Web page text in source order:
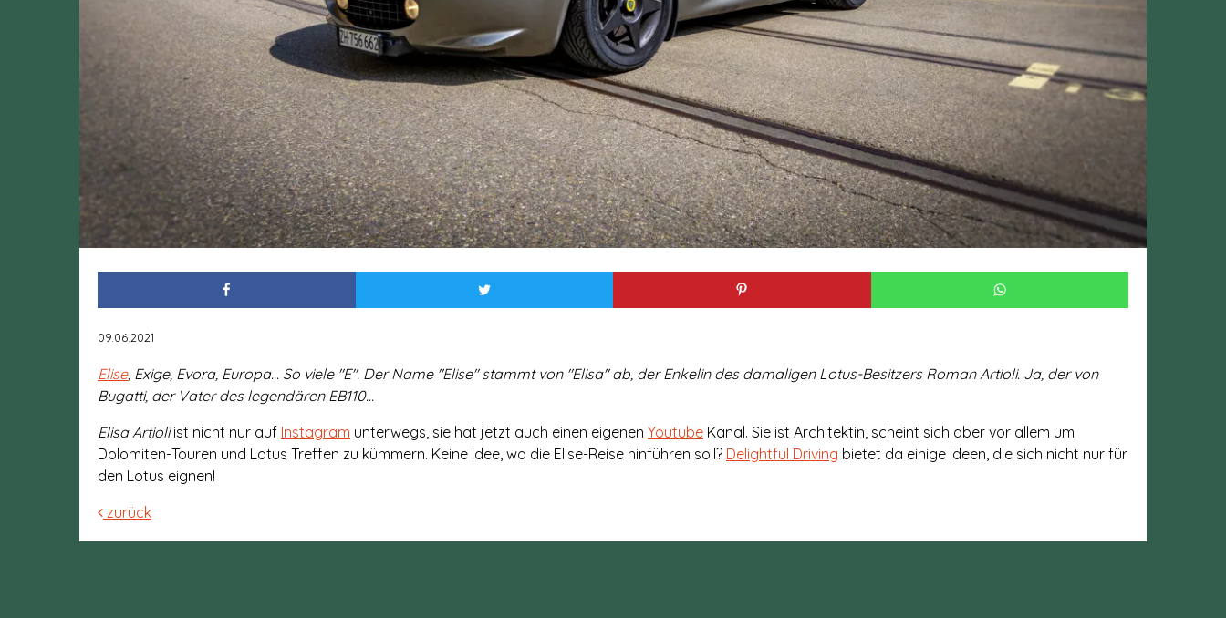
09.06.2021
Elise, Exige, Evora, Europa... So viele "E". Der Name "Elise" stammt von "Elisa" ab, der Enkelin des damaligen Lotus-Besitzers Roman Artioli. Ja, der von
Bugatti, der Vater des legendären EB110...
Elisa Artioliist nicht nur auf Instagram unterwegs, sie hat jetzt auch einen eigenen Youtube Kanal. Sie ist Architektin, scheint sich aber vor allem um
Dolomiten-Touren und Lotus Treffen zu kümmern. Keine Idee, wo die Elise-Reise hinführen soll? Delightful Driving bietet da einige Ideen, die sich nicht nur für
den Lotus eignen!
zurück